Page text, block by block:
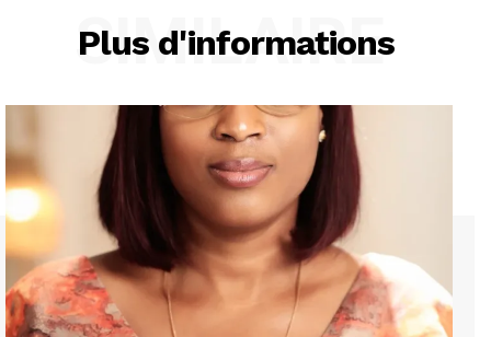
Plus d'informations
SIMILAIRE